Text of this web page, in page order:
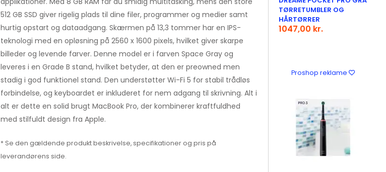
512 GB SSD giver rigelig plads til dine filer, programmer og medier samt
hurtig opstart og dataadgang. Skærmen på 13,3 tommer har en IPS-
teknologi med en opløsning på 2560 x 1600 pixels, hvilket giver skarpe
billeder og levende farver. Denne model er i farven Space Gray og
leveres i en Grade B stand, hvilket betyder, at den er preowned men
stadig i god funktionel stand. Den understøtter Wi-Fi 5 for stabil trådløs
forbindelse, og keyboardet er inkluderet for nem adgang til skrivning. Alt i
alt er dette en solid brugt MacBook Pro, der kombinerer kraftfuldhed
med stilfuldt design fra Apple.
* Se den gældende produkt beskrivelse, specifikationer og pris på
leverandørens side.
TØRRETUMBLER OG
HÅRTØRRER
1047,00 kr.
Proshop reklame